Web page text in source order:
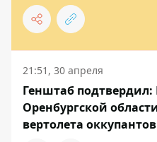
21:51, 30 апреля
Генштаб
Оренбургской
вертолета оккупантов